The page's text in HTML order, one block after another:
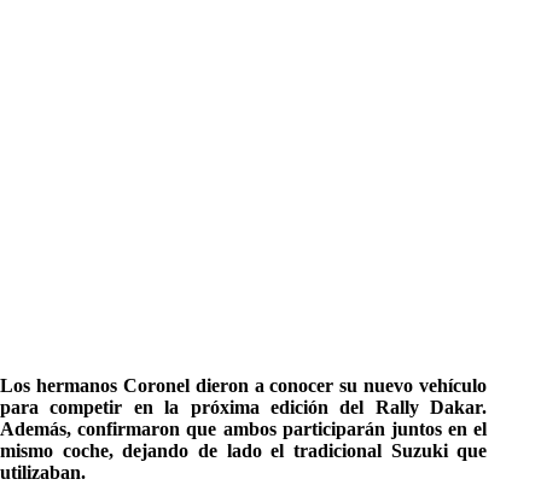
Los hermanos Coronel dieron a conocer su nuevo vehículo
para competir en la próxima edición del Rally Dakar.
Además, confirmaron que ambos participarán juntos en el
mismo coche, dejando de lado el tradicional Suzuki que
utilizaban.